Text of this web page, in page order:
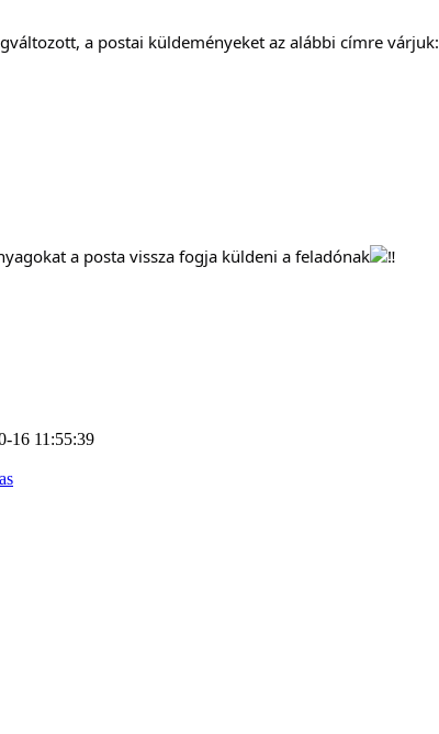
a postai küldeményeket az alábbi címre várjuk:
a posta vissza fogja küldeni a feladónak
16 11:55:39